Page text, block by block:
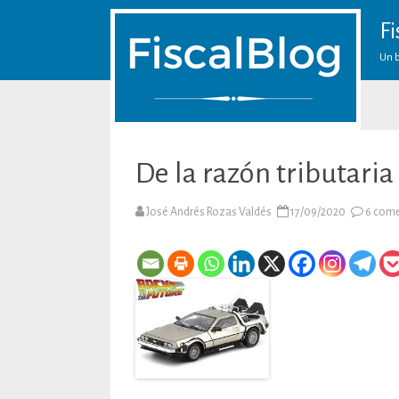
Un
De la razón tributaria
José Andrés Rozas Valdés 17/09/2020 6